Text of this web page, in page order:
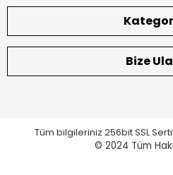
Bize
Tüm bilgileriniz 256bit SSL
© 2024 Tüm